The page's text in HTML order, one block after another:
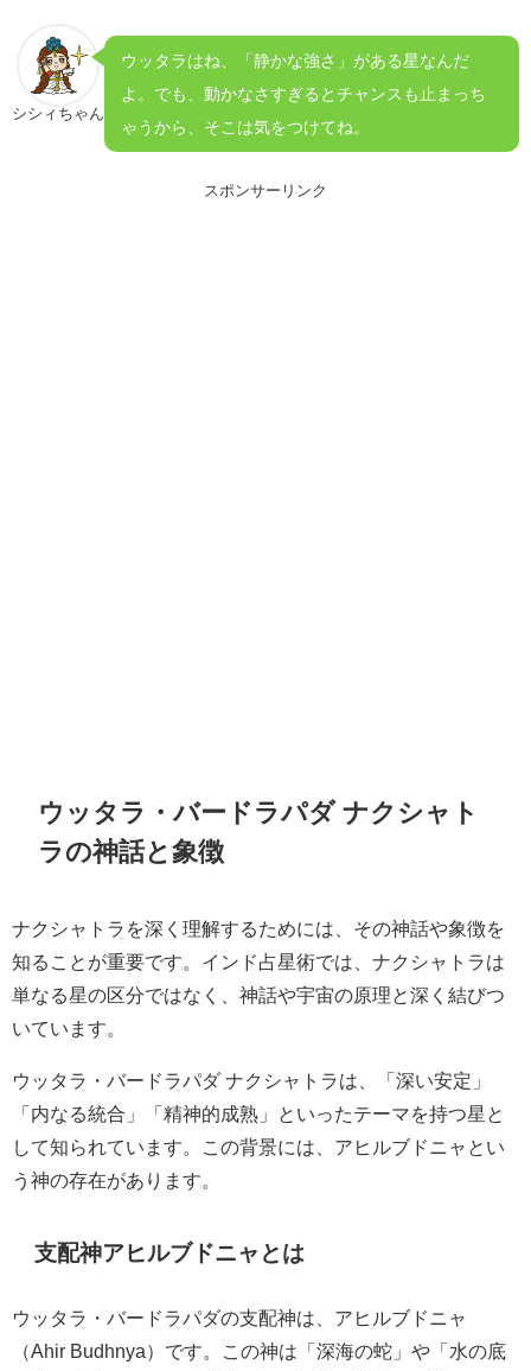
シシィちゃん
ウッタラはね、「静かな強さ」がある星なんだ
よ。でも、動かなさすぎるとチャンスも止まっち
ゃうから、そこは気をつけてね。
スポンサーリンク
ウッタラ・バードラパダ ナクシャト
ラの神話と象徴
ナクシャトラを深く理解するためには、その神話や象徴を
知ることが重要です。インド占星術では、ナクシャトラは
単なる星の区分ではなく、神話や宇宙の原理と深く結びつ
いています。
ウッタラ・バードラパダ ナクシャトラは、「深い安定」
「内なる統合」「精神的成熟」といったテーマを持つ星と
して知られています。この背景には、アヒルブドニャとい
う神の存在があります。
支配神アヒルブドニャとは
ウッタラ・バードラパダの支配神は、アヒルブドニャ
（Ahir Budhnya）です。この神は「深海の蛇」や「水の底